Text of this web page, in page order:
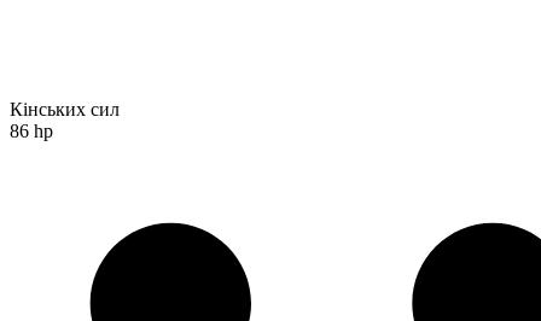
Кінських сил
86 hp